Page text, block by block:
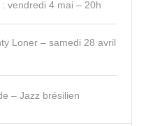
: vendredi 4 mai – 20h
Loner – samedi 28 avril
– Jazz brésilien